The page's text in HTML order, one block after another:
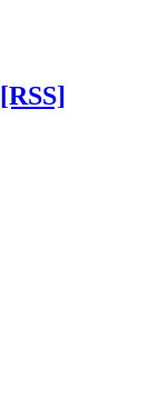
[RSS]